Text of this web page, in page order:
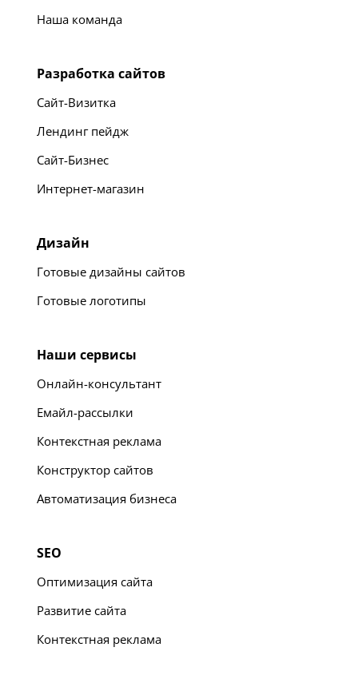
Наша команда
Разработка сайтов
Сайт-Визитка
Лендинг пейдж
Сайт-Бизнес
Интернет-магазин
Дизайн
Готовые дизайны сайтов
Готовые логотипы
Наши сервисы
Онлайн-консультант
Емайл-рассылки
Контекстная реклама
Конструктор сайтов
Автоматизация бизнеса
SEO
Оптимизация сайта
Развитие сайта
Контекстная реклама